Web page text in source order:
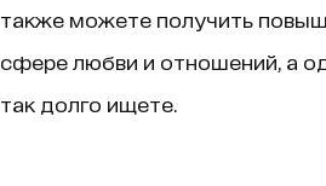
также можете получить
сфере любви и отношений, а
так долго ищете.